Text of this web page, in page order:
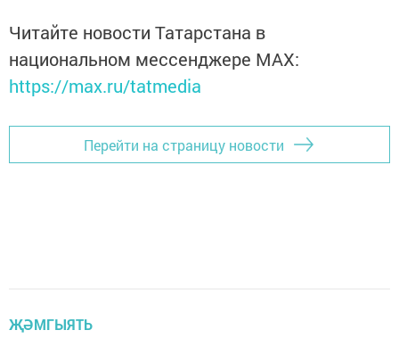
Читайте новости Татарстана в
национальном мессенджере MАХ:
https://max.ru/tatmedia
Перейти на страницу новости
ҖӘМГЫЯТЬ